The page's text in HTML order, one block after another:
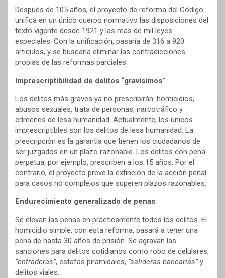
Después de 105 años, el proyecto de reforma del Código
unifica en un único cuerpo normativo las disposiciones del
texto vigente desde 1921 y las más de mil leyes
especiales. Con la unificación, pasaría de 316 a 920
artículos, y se buscaría eliminar las contradicciones
propias de las reformas parciales.
Imprescriptibilidad de delitos “gravísimos”
Los delitos más graves ya no prescribirán: homicidios,
abusos sexuales, trata de personas, narcotráfico y
crímenes de lesa humanidad. Actualmente, los únicos
imprescriptibles son los delitos de lesa humanidad. La
prescripción es la garantía que tienen los ciudadanos de
ser juzgados en un plazo razonable. Los delitos con pena
perpetua, por ejemplo, prescriben a los 15 años. Por el
contrario, el proyecto prevé la extinción de la acción penal
para casos no complejos que superen plazos razonables.
Endurecimiento generalizado de penas
Se elevan las penas en prácticamente todos los delitos. El
homicidio simple, con esta reforma, pasará a tener una
pena de hasta 30 años de prisión. Se agravan las
sanciones para delitos cotidianos como robo de celulares,
“entraderas”, estafas piramidales, “salideras bancarias”y
delitos viales.